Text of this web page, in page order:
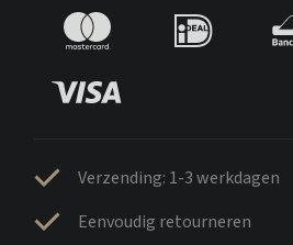
Verzending: 1-3 werkdagen
Eenvoudig retourneren